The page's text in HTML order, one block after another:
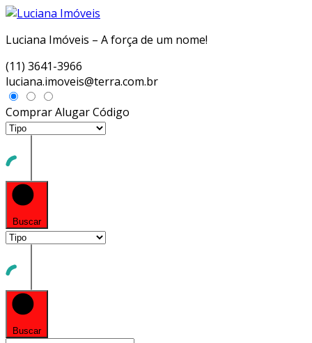
Luciana Imóveis – A força de um nome!
(11) 3641-3966
luciana.imoveis@terra.com.br
ComprarAlugarCódigo
Buscar
Buscar